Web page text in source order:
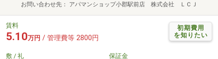
お問い合わせ先 アパマンショップ小郡駅前店 株式会社 ＬＣＪ
初期費用
を知りたい
賃料
5.10万円 / 管理費等 2800円
敷 / 礼 保証金